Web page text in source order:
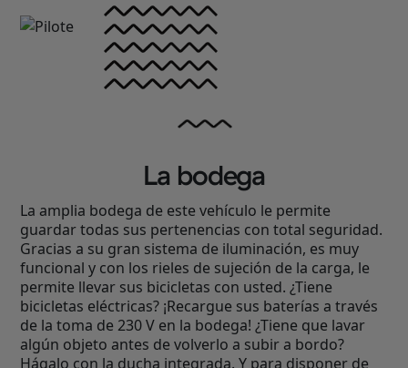
La bodega
La amplia bodega de este vehículo le permite
guardar todas sus pertenencias con total seguridad.
Gracias a su gran sistema de iluminación, es muy
funcional y con los rieles de sujeción de la carga, le
permite llevar sus bicicletas con usted. ¿Tiene
bicicletas eléctricas? ¡Recargue sus baterías a través
de la toma de 230 V en la bodega! ¿Tiene que lavar
algún objeto antes de volverlo a subir a bordo?
Hágalo con la ducha integrada. Y para disponer de